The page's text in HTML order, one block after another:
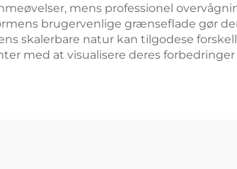
mens professionel
brugervenlige grænseflade gør
skalerbare natur kan tilgodese
med at visualisere deres